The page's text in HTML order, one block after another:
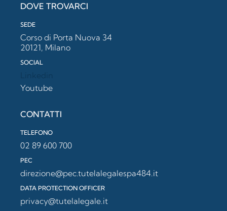
DOVE TROVARCI
SEDE
Corso di Porta Nuova 34
20121, Milano
SOCIAL
Youtube
CONTATTI
TELEFONO
02 89 600 700
PEC
direzione@pec.tutelalegalespa484.it
DATA PROTECTION OFFICER
privacy@tutelalegale.it